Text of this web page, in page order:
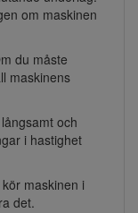
om maskinen
du måste
maskinens
och
i hastighet
maskinen i
det.